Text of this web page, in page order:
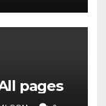
All pages